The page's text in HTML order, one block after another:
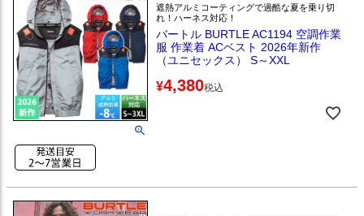
遮熱アルミコーティングで過酷な夏を乗り切
れ！ハーネス対応！
バートル BURTLE AC1194 空調作業
服 作業着 ACベスト 2026年新作
（ユニセックス） S～XXL
¥4,380税込